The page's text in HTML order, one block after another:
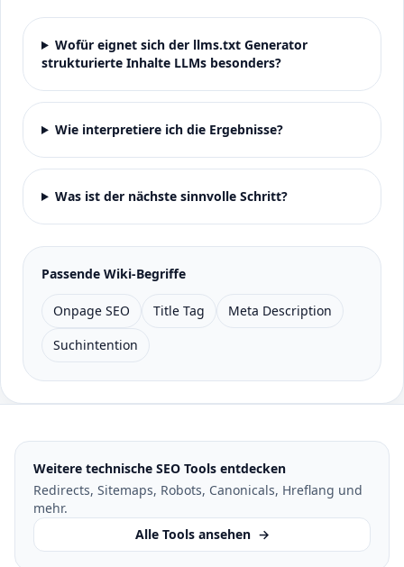
Wofür eignet sich der llms.txt Generator
strukturierte Inhalte LLMs besonders?
Wie interpretiere ich die Ergebnisse?
Was ist der nächste sinnvolle Schritt?
Passende Wiki-Begriffe
Onpage SEO Title Tag
Meta Description
Suchintention
Weitere technische SEO Tools entdecken
Redirects, Sitemaps, Robots, Canonicals, Hreflang und
mehr.
Alle Tools ansehen →